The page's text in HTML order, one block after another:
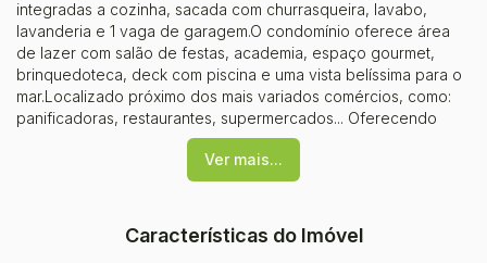
integradas a cozinha, sacada com churrasqueira, lavabo,
lavanderia e 1 vaga de garagem.O condomínio oferece área
de lazer com salão de festas, academia, espaço gourmet,
brinquedoteca, deck com piscina e uma vista belíssima para o
mar.Localizado próximo dos mais variados comércios, como:
panificadoras, restaurantes, supermercados... Oferecendo
ótima infraestrutura.Agende uma visita e venha conhecer esse
Ver mais...
Características do Imóvel